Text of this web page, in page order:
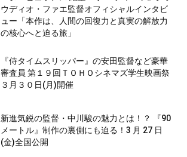
ウディオ・ファエ監督オフィシャルインタビ
ュー「本作は、人間の回復力と真実の解放力
の核心へと迫る旅」
『侍タイムスリッパー』の安田監督など豪華
審査員 第１９回ＴＯＨＯシネマズ学生映画祭
３月３０日(月)開催
新進気鋭の監督・中川駿の魅力とは！？ 『90
メートル』制作の裏側にも迫る！3 月 27 日
(金)全国公開